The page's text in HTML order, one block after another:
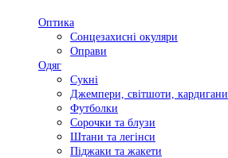
Оптика
Сонцезахисні окуляри
Оправи
Одяг
Сукні
Джемпери, світшоти, кардигани
Футболки
Сорочки та блузи
Штани та легінси
Піджаки та жакети